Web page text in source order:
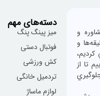
و
و
تا از
دسته‌های مهم
میز پینگ پنگ
فوتبال دستی
کش ورزشی
تردمیل خانگی
لوازم ماساژ